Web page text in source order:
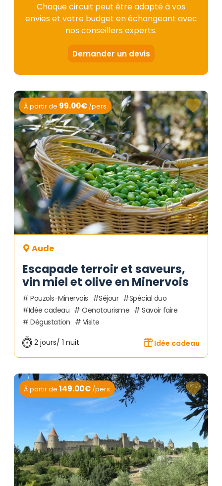
Chaque circuit peut être adapté à vos
envies et votre budget en échangeant avec
nos conseillers experts.
Demander un devis
Escapade terroir et saveurs,
vin miel et olive en Minervois
Aude
À partir de 99.00€ /pers
Pouzols-Minervois Séjour
Spécial duo
Idée cadeau
Oenotourisme
Savoir faire
Dégustation
Visite
2 jours/ 1 nuit Idée cadeau
À partir de 149.00€ /pers